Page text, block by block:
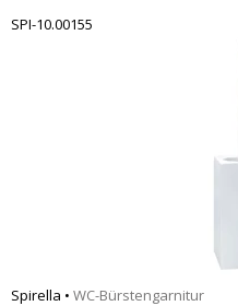
SPI-10.00155
Spirella • WC-Bürstengarnitur